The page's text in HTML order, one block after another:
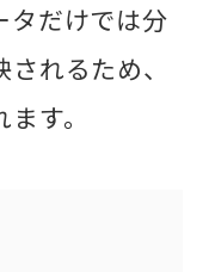
タだけでは分
れるため、
す。